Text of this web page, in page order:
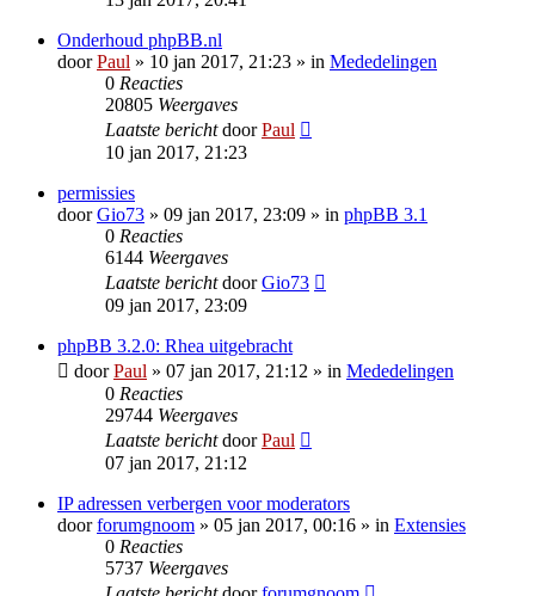
Onderhoud phpBB.nl
doorPaul » 10 jan 2017, 21:23 » in Mededelingen
0 Reacties
20805 Weergaves
Laatste berichtdoorPaul
10 jan 2017, 21:23
permissies
doorGio73 » 09 jan 2017, 23:09 » in phpBB 3.1
0 Reacties
6144 Weergaves
Laatste berichtdoorGio73
09 jan 2017, 23:09
phpBB 3.2.0: Rhea uitgebracht
doorPaul » 07 jan 2017, 21:12 » in Mededelingen
0 Reacties
29744 Weergaves
Laatste berichtdoorPaul
07 jan 2017, 21:12
IP adressen verbergen voor moderators
doorforumgnoom » 05 jan 2017, 00:16 » in Extensies
0 Reacties
5737 Weergaves